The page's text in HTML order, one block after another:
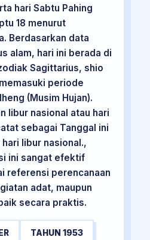
hari Sabtu Pahing
18 menurut
Berdasarkan data
alam, hari ini berada di
Sagittarius, shio
periode
(Musim Hujan).
libur nasional atau hari
sebagai Tanggal ini
libur nasional.,
ini sangat efektif
referensi perencanaan
adat, maupun
secara praktis.
TAHUN 1953